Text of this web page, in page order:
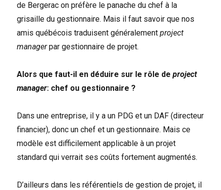
de Bergerac on préfère le panache du chef à la
grisaille du gestionnaire. Mais il faut savoir que nos
amis québécois traduisent généralementproject
managerpar gestionnaire de projet.
Alors que faut-il en déduire sur le rôle deproject
manager: chef ou gestionnaire ?
Dans une entreprise, il y a un PDG et un DAF (directeur
financier), donc un chef et un gestionnaire. Mais ce
modèle est difficilement applicable à un projet
standard qui verrait ses coûts fortement augmentés.
D’ailleurs dans les référentiels de gestion de projet, il